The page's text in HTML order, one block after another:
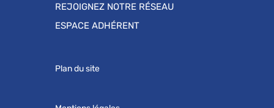
REJOIGNEZ NOTRE RÉSEAU
ESPACE ADHÉRENT
Plan du site